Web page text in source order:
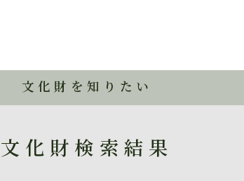
文化財を知りたい
文化財検索結果